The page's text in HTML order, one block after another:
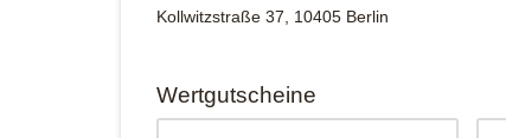
Kollwitzstraße 37, 10405 Berlin
Wertgutscheine